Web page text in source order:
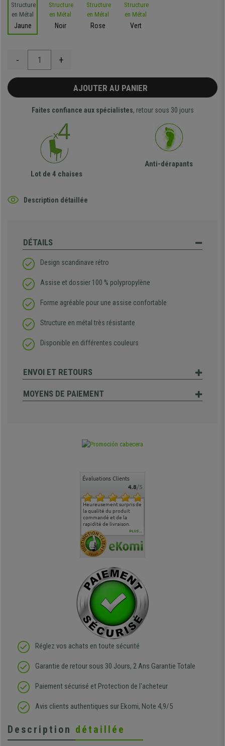
Jaune Noir Rose Vert
- +
AJOUTER AU PANIER
Faites confiance aux spécialistes, retour sous 30 jours
Lot de 4 chaises
Anti-dérapants
Description détaillée
DÉTAILS
Design scandinave rétro
Assise et dossier 100 % polypropylène
Forme agréable pour une assise confortable
Structure en métal très résistante
Disponible en différentes couleurs
ENVOI ET RETOURS
MOYENS DE PAIEMENT
Évaluations Clients
4.8/5
Heureusement surpris de
la qualité du produit
commandé et de la
rapidité de livraison.
de l'aménagement et ne
regrette pas mon achat.
PLUS...
Réglez vos achats en toute sécurité
Garantie de retour sous 30 Jours, 2 Ans Garantie Totale
Paiement sécurisé et Protection de l'acheteur
Avis clients authentiques sur Ekomi, Note 4,9/5
Description détaillée